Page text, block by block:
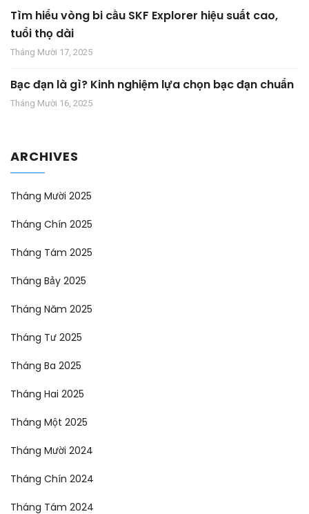
Tìm hiểu vòng bi cầu SKF Explorer hiệu suất cao,
tuổi thọ dài
Tháng Mười 17, 2025
Bạc đạn là gì? Kinh nghiệm lựa chọn bạc đạn chuẩn
Tháng Mười 16, 2025
ARCHIVES
Tháng Mười 2025
Tháng Chín 2025
Tháng Tám 2025
Tháng Bảy 2025
Tháng Năm 2025
Tháng Tư 2025
Tháng Ba 2025
Tháng Hai 2025
Tháng Một 2025
Tháng Mười 2024
Tháng Chín 2024
Tháng Tám 2024